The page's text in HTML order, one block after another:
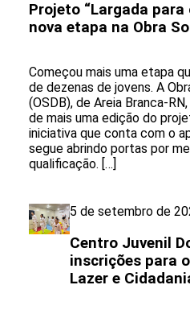
Projeto “Largada para
nova etapa na Obra
Começou mais uma etapa
de dezenas de jovens. A
(OSDB), de Areia Branca-
de mais uma edição do
iniciativa que conta com o
segue abrindo portas por
qualificação. […]
5 de setembro de
Centro Juvenil
inscrições para
Lazer e